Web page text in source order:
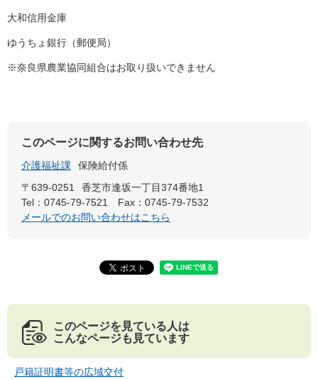
大和信用金庫
ゆうちょ銀行（郵便局）
※奈良県農業協同組合はお取り扱いできません
このページに関するお問い合わせ先
介護福祉課
保険給付係
〒639-0251
香芝市逢坂一丁目374番地1
Tel：0745-79-7521
Fax：0745-79-7532
メールでのお問い合わせはこちら
このページを見ている人は
こんなページも見ています
戸籍証明書等の広域交付